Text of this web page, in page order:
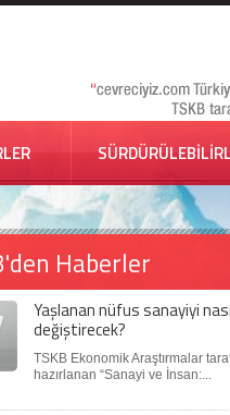
Haberler
Yaşlanan nüfus sanayiyi
değiştirecek?
TSKB Ekonomik Araştırmalar
hazırlanan “Sanayi ve İnsan:...